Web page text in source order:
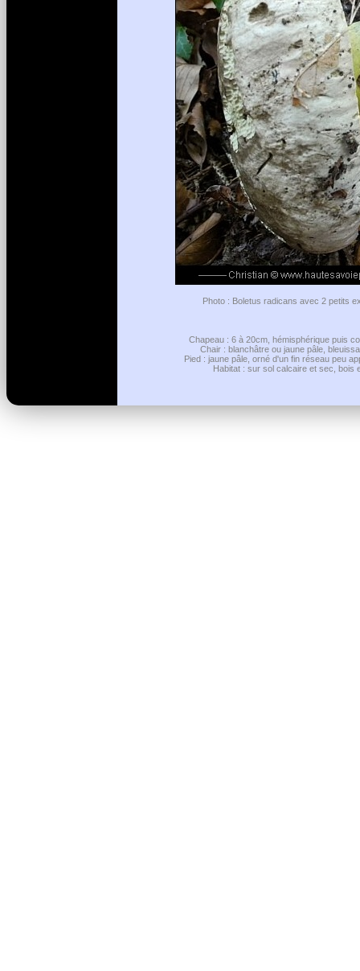
Photo : Boletus radicans avec 2 petits
Chapeau : 6 à 20cm, hémisphérique puis
Chair : blanchâtre ou jaune pâle,
Pied : jaune pâle, orné d'un fin réseau peu
Habitat : sur sol calcaire et sec, bois